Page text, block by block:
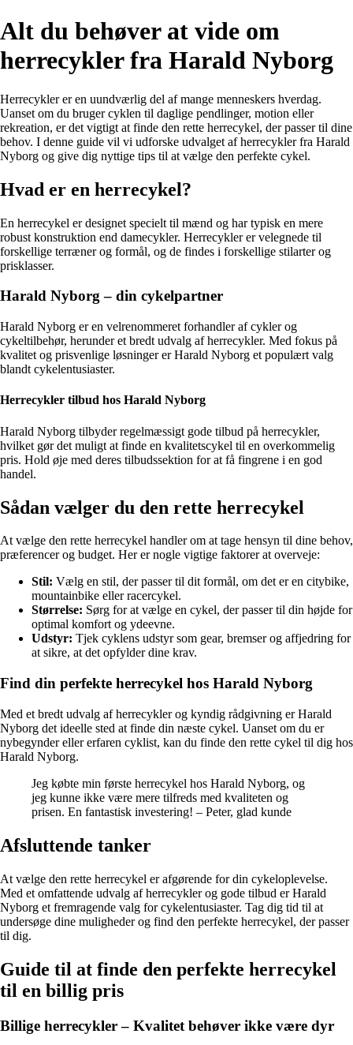
Alt du behøver at vide om
herrecykler fra Harald Nyborg
Herrecykler er en uundværlig del af mange menneskers hverdag.
Uanset om du bruger cyklen til daglige pendlinger, motion eller
rekreation, er det vigtigt at finde den rette herrecykel, der passer til dine
behov. I denne guide vil vi udforske udvalget af herrecykler fra Harald
Nyborg og give dig nyttige tips til at vælge den perfekte cykel.
Hvad er en herrecykel?
En herrecykel er designet specielt til mænd og har typisk en mere
robust konstruktion end damecykler. Herrecykler er velegnede til
forskellige terræner og formål, og de findes i forskellige stilarter og
prisklasser.
Harald Nyborg – din cykelpartner
Harald Nyborg er en velrenommeret forhandler af cykler og
cykeltilbehør, herunder et bredt udvalg af herrecykler. Med fokus på
kvalitet og prisvenlige løsninger er Harald Nyborg et populært valg
blandt cykelentusiaster.
Herrecykler tilbud hos Harald Nyborg
Harald Nyborg tilbyder regelmæssigt gode tilbud på herrecykler,
hvilket gør det muligt at finde en kvalitetscykel til en overkommelig
pris. Hold øje med deres tilbudssektion for at få fingrene i en god
handel.
Sådan vælger du den rette herrecykel
At vælge den rette herrecykel handler om at tage hensyn til dine behov,
præferencer og budget. Her er nogle vigtige faktorer at overveje:
Stil: Vælg en stil, der passer til dit formål, om det er en citybike,
mountainbike eller racercykel.
Størrelse: Sørg for at vælge en cykel, der passer til din højde for
optimal komfort og ydeevne.
Udstyr: Tjek cyklens udstyr som gear, bremser og affjedring for
at sikre, at det opfylder dine krav.
Find din perfekte herrecykel hos Harald Nyborg
Med et bredt udvalg af herrecykler og kyndig rådgivning er Harald
Nyborg det ideelle sted at finde din næste cykel. Uanset om du er
nybegynder eller erfaren cyklist, kan du finde den rette cykel til dig hos
Harald Nyborg.
Jeg købte min første herrecykel hos Harald Nyborg, og
jeg kunne ikke være mere tilfreds med kvaliteten og
prisen. En fantastisk investering! – Peter, glad kunde
Afsluttende tanker
At vælge den rette herrecykel er afgørende for din cykeloplevelse.
Med et omfattende udvalg af herrecykler og gode tilbud er Harald
Nyborg et fremragende valg for cykelentusiaster. Tag dig tid til at
undersøge dine muligheder og find den perfekte herrecykel, der passer
til dig.
Guide til at finde den perfekte herrecykel
til en billig pris
Billige herrecykler – Kvalitet behøver ikke være dyr